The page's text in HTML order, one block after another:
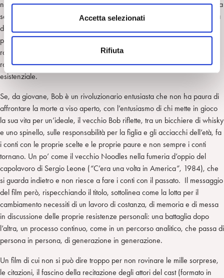
s
n
s
o
Accetta selezionati
Rifiuta
nascosto”)molto critica e cruda, descrive uno scenario talmente vero da
sembrare surreale in cui il tema della morte viene visto nelle diverse età
della vita, incarnate dal personaggio di Di Caprio in particolare. Da un
punto di vista psicoanalitico il film potrebbe essere interpretato come il
racconto del paziente Bob che, sdraiato su un lettino immaginario,
racconta, come voce narrante per tutto il film, la propria ellissi
esistenziale.
Se, da giovane, Bob è un rivoluzionario entusiasta che non ha paura di
affrontare la morte a viso aperto, con l’entusiasmo di chi mette in gioco
la sua vita per un’ideale, il vecchio Bob riflette, tra un bicchiere di whisky
e uno spinello, sulle responsabilità per la figlia e gli acciacchi dell’età, fa
i conti con le proprie scelte e le proprie paure e non sempre i conti
tornano. Un po’ come il vecchio Noodles nella fumeria d’oppio del
capolavoro di Sergio Leone (“C’era una volta in America”, 1984), che
si guarda indietro e non riesce a fare i conti con il passato. Il messaggio
del film però, rispecchiando il titolo, sottolinea come la lotta per il
cambiamento necessiti di un lavoro di costanza, di memoria e di messa
in discussione delle proprie resistenze personali: una battaglia dopo
l’altra, un processo continuo, come in un percorso analitico, che passa di
persona in persona, di generazione in generazione.
Un film di cui non si può dire troppo per non rovinare le mille sorprese,
le citazioni, il fascino della recitazione degli attori del cast (formato in